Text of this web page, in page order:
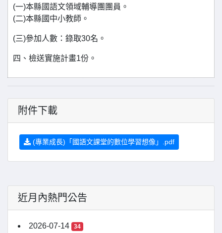
(一)本縣國語文領域輔導團團員。
(二)本縣國中小教師。
(三)參加人數：錄取30名。
四、檢送實施計畫1份。
附件下載
(專業成長)「國語文課堂的數位學習想像」.pdf
近月內熱門公告
2026-07-14 34